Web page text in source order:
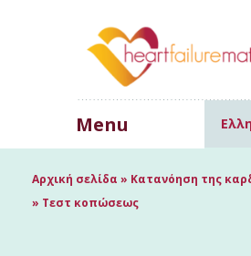
Menu
Αρχική σελίδα » Κατανόηση της
» Τεστ κοπώσεως